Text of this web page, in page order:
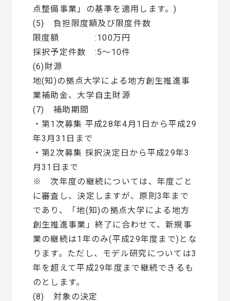
点整備事業」の基準を適用します。)
(5) 負担限度額及び限度件数
限度額 :100万円
採択予定件数 :5～10件
(6)財源
地(知)の拠点大学による地方創生推進事
業補助金、大学自主財源
(7) 補助期間
・第1次募集 平成28年4月1日から平成29
年3月31日まで
・第2次募集 採択決定日から平成29年3
月31日まで
※ 次年度の継続については、年度ごと
に審査し、決定しますが、原則3年まで
であり、「地(知)の拠点大学による地方
創生推進事業」終了に合わせて、新規事
業の継続は1年のみ(平成29年度まで)とな
ります。ただし、モデル研究については3
年を超えて平成29年度まで継続できるも
のとします。
(8) 対象の決定